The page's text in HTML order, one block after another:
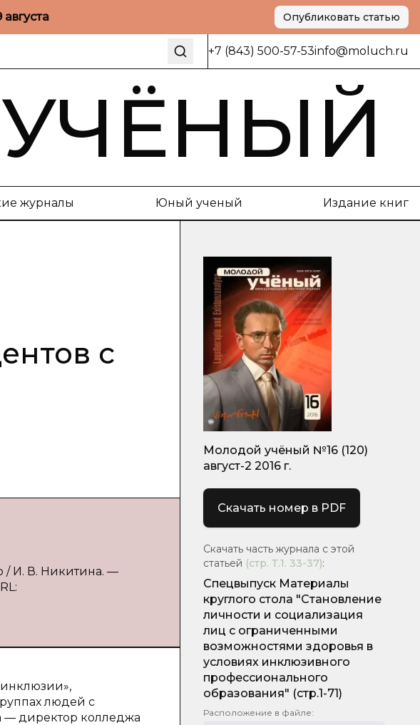
августа Опубликовать статью
+7 (843) 500-57-53info@moluch.ru
журналы Юный ученый Издание книг
с
/ И. В. Никитина. —
людей с
— директор колледжа
Молодой учёный №16 (120)
август-2 2016 г.
Скачать номер в PDF
Скачать часть журнала с этой
статьей (стр. Т.1. 33-37):
Спецвыпуск Материалы
круглого стола "Становление
личности и социализация
лиц с ограниченными
возможностями здоровья в
условиях инклюзивного
профессионального
образования" (стр.1-71)
Расположение в файле: